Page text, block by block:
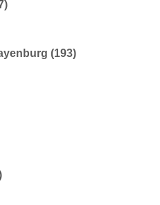
(193)